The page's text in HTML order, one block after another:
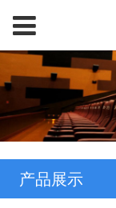
产品展示